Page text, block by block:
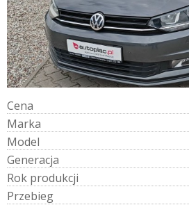
Cena
Marka
Model
Generacja
Rok produkcji
Przebieg